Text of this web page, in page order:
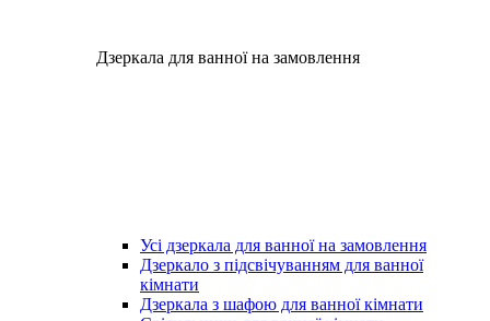
Дзеркала для ванної на замовлення
Усі дзеркала для ванної на замовлення
Дзеркало з підсвічуванням для ванної
кімнати
Дзеркала з шафою для ванної кімнати